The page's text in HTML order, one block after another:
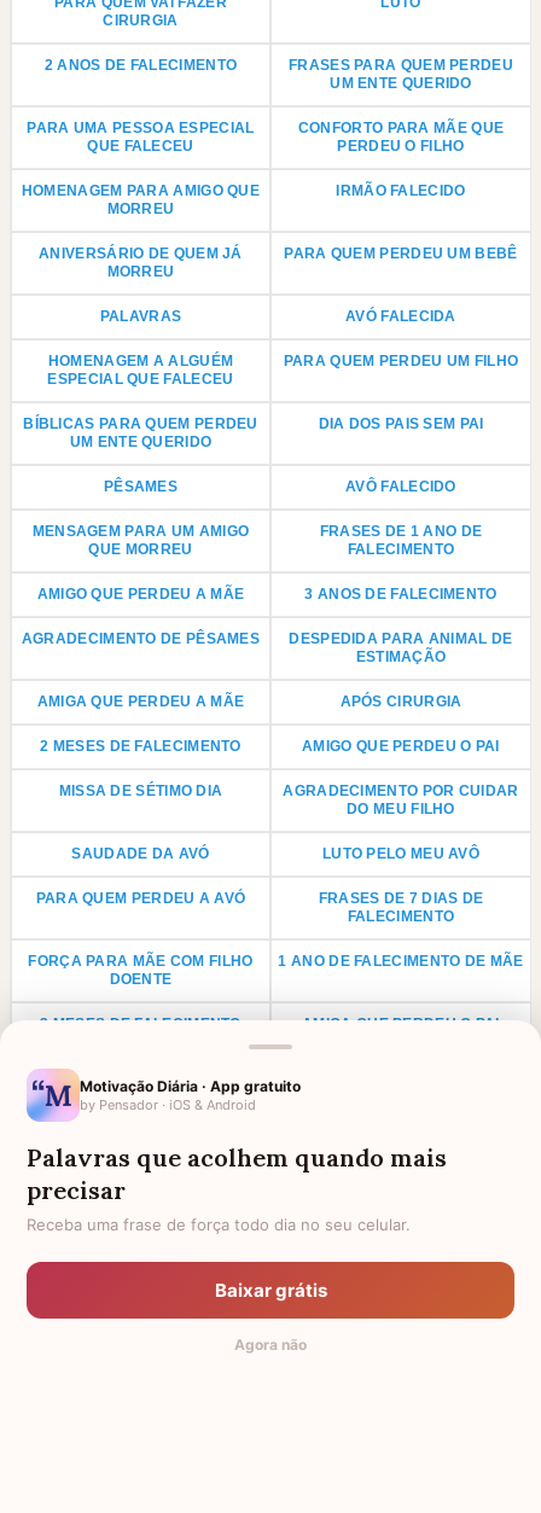
CIRURGIA
2 ANOS DE FALECIMENTO
FRASES PARA QUEM PERDEU
UM ENTE QUERIDO
PARA UMA PESSOA ESPECIAL
QUE FALECEU
CONFORTO PARA MÃE QUE
PERDEU O FILHO
HOMENAGEM PARA AMIGO QUE
MORREU
IRMÃO FALECIDO
ANIVERSÁRIO DE QUEM JÁ
MORREU
PARA QUEM PERDEU UM BEBÊ
PALAVRAS AVÓ FALECIDA
HOMENAGEM A ALGUÉM
ESPECIAL QUE FALECEU
PARA QUEM PERDEU UM FILHO
BÍBLICAS PARA QUEM PERDEU
UM ENTE QUERIDO
DIA DOS PAIS SEM PAI
PÊSAMES AVÔ FALECIDO
MENSAGEM PARA UM AMIGO
QUE MORREU
FRASES DE 1 ANO DE
FALECIMENTO
AMIGO QUE PERDEU A MÃE 3 ANOS DE FALECIMENTO
AGRADECIMENTO DE PÊSAMES
DESPEDIDA PARA ANIMAL DE
ESTIMAÇÃO
AMIGA QUE PERDEU A MÃE APÓS CIRURGIA
2 MESES DE FALECIMENTO AMIGO QUE PERDEU O PAI
MISSA DE SÉTIMO DIA
AGRADECIMENTO POR CUIDAR
DO MEU FILHO
SAUDADE DA AVÓ LUTO PELO MEU AVÔ
PARA QUEM PERDEU A AVÓ
FRASES DE 7 DIAS DE
FALECIMENTO
FORÇA PARA MÃE COM FILHO
DOENTE
1 ANO DE FALECIMENTO DE MÃE
3 MESES DE FALECIMENTO AMIGA QUE PERDEU O PAI
CONFORTO POR DOENÇA NA
FAMÍLIA
FALECIDA
LUTO POR UMA CRIANÇA
FRASES DE LUTO PARA UM
HOMENAGEM PARA AMIGA
TODAS AS CATEGORIAS
Motivação Diária · App gratuito
by Pensador · iOS & Android
Palavras que acolhem quando mais
precisar
Receba uma frase de força todo dia no seu celular.
Baixar grátis
Agora não